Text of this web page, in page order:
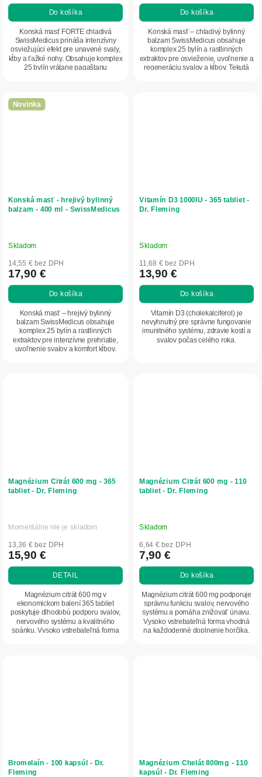
Do košíka
Konská masť FORTE chladivá
SwissMedicus prináša intenzívny
osviežujúci efekt pre unavené svaly,
kĺby a ťažké nohy. Obsahuje komplex
25 bylín vrátane pagaštanu
Do košíka
Konská masť – chladivý bylinný
balzam SwissMedicus obsahuje
komplex 25 bylín a rastlinných
extraktov pre osvieženie, uvoľnenie a
regeneráciu svalov a kĺbov. Tekutá
Novinka
Konská masť - hrejivý bylinný
balzam - 400 ml - SwissMedicus
Skladom
14,55 € bez DPH
17,90 €
Do košíka
Konská masť – hrejivý bylinný
balzam SwissMedicus obsahuje
komplex 25 bylín a rastlinných
extraktov pre intenzívne prehriatie,
uvoľnenie svalov a komfort kĺbov.
Vitamín D3 1000IU - 365 tabliet -
Dr. Fleming
Skladom
11,68 € bez DPH
13,90 €
Do košíka
Vitamín D3 (cholekalciferol) je
nevyhnutný pre správne fungovanie
imunitného systému, zdravie kostí a
svalov počas celého roka.
Magnézium Citrát 600 mg - 365
tabliet - Dr. Fleming
Momentálne nie je skladom
13,36 € bez DPH
15,90 €
DETAIL
Magnézium citrát 600 mg v
ekonomickom balení 365 tabliet
poskytuje dlhodobú podporu svalov,
nervového systému a kvalitného
spánku. Vysoko vstrebateľná forma
Magnézium Citrát 600 mg - 110
tabliet - Dr. Fleming
Skladom
6,64 € bez DPH
7,90 €
Do košíka
Magnézium citrát 600 mg podporuje
správnu funkciu svalov, nervového
systému a pomáha znižovať únavu.
Vysoko vstrebateľná forma vhodná
na každodenné doplnenie horčíka.
Bromelaín - 100 kapsúl - Dr.
Fleming
Magnézium Chelát 800mg - 110
kapsúl - Dr. Fleming